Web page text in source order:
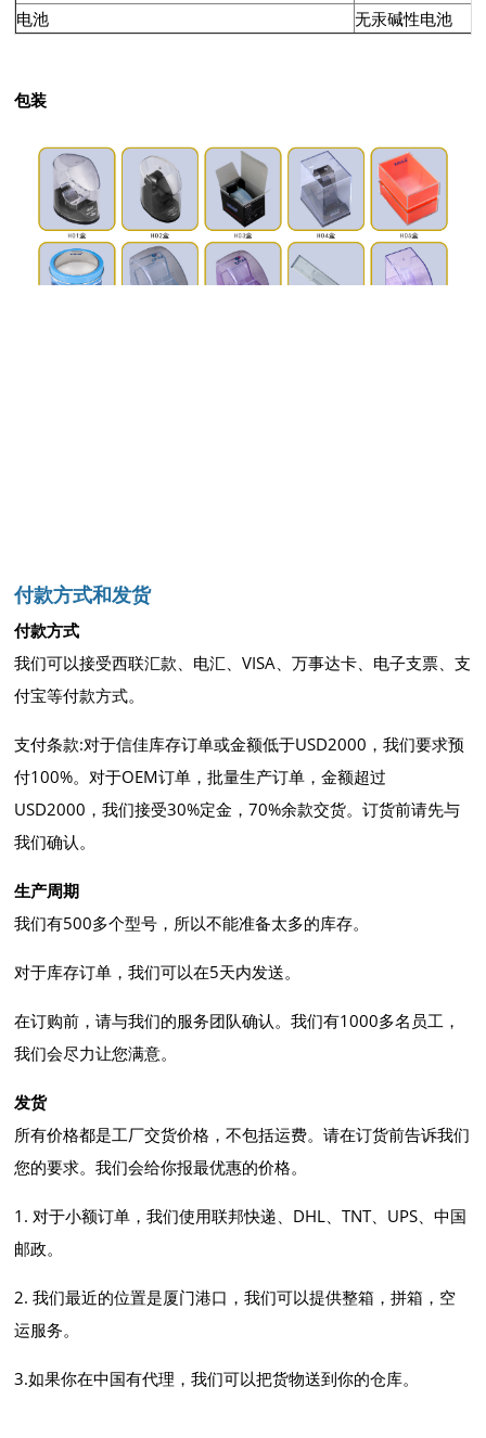
电池
无汞碱性电池
包装
付款方式和发货
付款方式
我们可以接受西联汇款、电汇、VISA、万事达卡、电子支票、支
付宝等付款方式。
支付条款:对于信佳库存订单或金额低于USD2000，我们要求预
付100%。对于OEM订单，批量生产订单，金额超过
USD2000，我们接受30%定金，70%余款交货。订货前请先与
我们确认。
生产周期
我们有500多个型号，所以不能准备太多的库存。
对于库存订单，我们可以在5天内发送。
在订购前，请与我们的服务团队确认。我们有1000多名员工，
我们会尽力让您满意。
发货
所有价格都是工厂交货价格，不包括运费。请在订货前告诉我们
您的要求。我们会给你报最优惠的价格。
1. 对于小额订单，我们使用联邦快递、DHL、TNT、UPS、中国
邮政。
2. 我们最近的位置是厦门港口，我们可以提供整箱，拼箱，空
运服务。
3.如果你在中国有代理，我们可以把货物送到你的仓库。